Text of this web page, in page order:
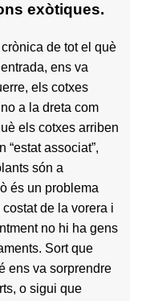
exòtiques.
de tot el què
ens va
els cotxes
a la dreta com
els cotxes arriben
“estat associat”,
són a
és un problema
de la vorera i
no hi ha gens
Sort que
ens va sorprendre
o sigui que